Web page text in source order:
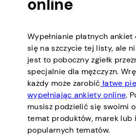
online
Wypełnianie płatnych
się na szczycie tej listy, ale
jest to poboczny zgiełk
specjalnie dla mężczyzn.
każdy może zarobić łatwe
wypełniając ankiety online.
musisz podzielić się swoimi
temat produktów, marek lub
popularnych tematów.